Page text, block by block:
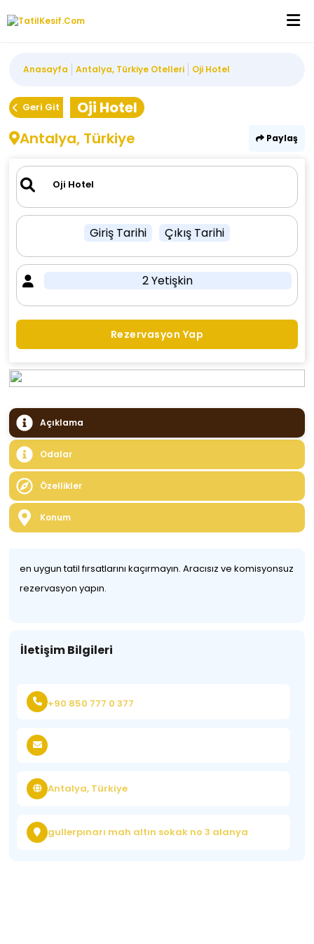
Anasayfa Antalya, Türkiye Otelleri Oji Hotel
Geri Git
Oji Hotel
Antalya, Türkiye
Paylaş
Giriş Tarihi Çıkış Tarihi
2 Yetişkin
Rezervasyon Yap
Açıklama
Odalar
Özellikler
Konum
en uygun tatil fırsatlarını kaçırmayın. Aracısız ve komisyonsuz
rezervasyon yapın.
İletişim Bilgileri
+90 850 777 0 377
Antalya, Türkiye
gullerpınarı mah altın sokak no 3 alanya